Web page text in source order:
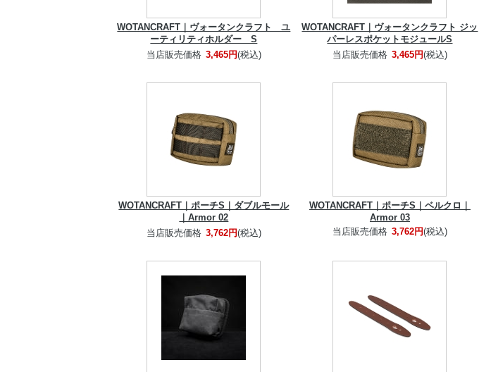
WOTANCRAFT｜ヴォータンクラフト ユ
ーティリティホルダー S
当店販売価格 3,465円(税込)
WOTANCRAFT｜ヴォータンクラフト ジッ
パーレスポケットモジュールS
当店販売価格 3,465円(税込)
WOTANCRAFT｜ポーチS｜ダブルモール
｜Armor 02
当店販売価格 3,762円(税込)
WOTANCRAFT｜ポーチS｜ベルクロ｜
Armor 03
当店販売価格 3,762円(税込)